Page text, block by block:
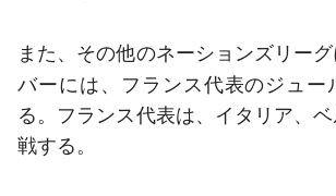
また、その他のネーションズリー
バーには、フランス代表のジュー
る。フランス代表は、イタリア、
戦する。